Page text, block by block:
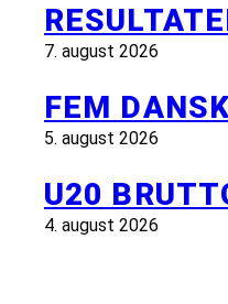
7. august 2026
FEM
5. august 2026
U20
4. august 2026